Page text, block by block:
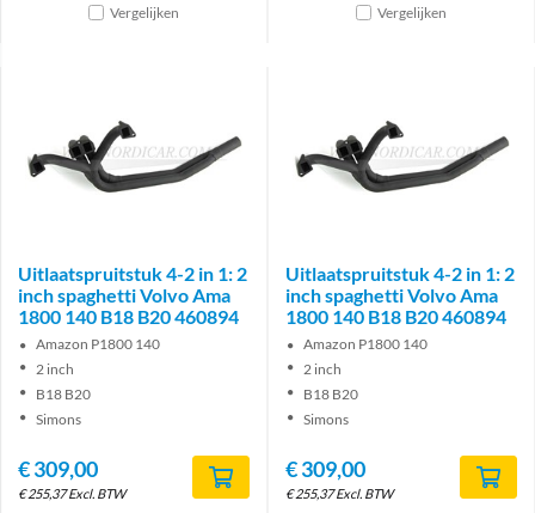
Vergelijken Vergelijken
Uitlaatspruitstuk 4-2 in 1: 2
inch spaghetti Volvo Ama
1800 140 B18 B20 460894
Amazon P1800 140
2 inch
B18 B20
Simons
€309,00
€255,37 Excl. BTW
Uitlaatspruitstuk 4-2 in 1: 2
inch spaghetti Volvo Ama
1800 140 B18 B20 460894
Amazon P1800 140
2 inch
B18 B20
Simons
€309,00
€255,37 Excl. BTW